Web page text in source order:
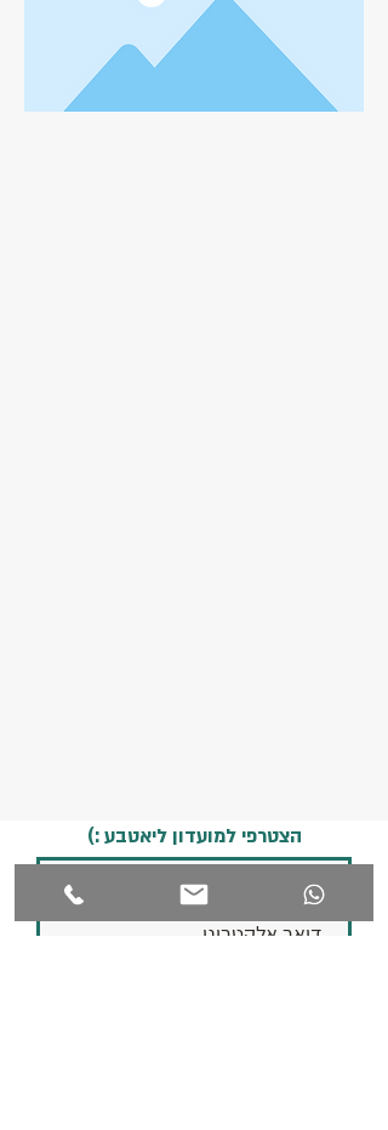
הצטרפי למועדון ליאטבע :)